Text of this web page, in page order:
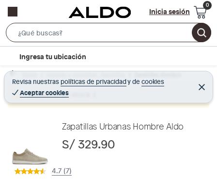
Inicia sesión
e
r
c
B
r
c
t
Ingresa tu ubicación
Revisa nuestras políticas de privacidadyde cookies
Aceptar cookies
C
e
r
Home Calzado y zapatillas - Zapatillas Zapatillas Hombre
Producto sin stock :(
Zapatillas Urbanas Hombre Aldo
S/ 329.90
4.7 (7)